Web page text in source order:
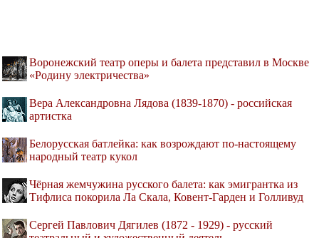
Воронежский театр оперы и балета представил в Москве
«Родину электричества»
Вера Александровна Лядова (1839-1870) - российская
артистка
Белорусская батлейка: как возрождают по-настоящему
народный театр кукол
Чёрная жемчужина русского балета: как эмигрантка из
Тифлиса покорила Ла Скала, Ковент-Гарден и Голливуд
Сергей Павлович Дягилев (1872 - 1929) - русский